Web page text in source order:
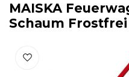
MAISKA
Schaum Frostfrei